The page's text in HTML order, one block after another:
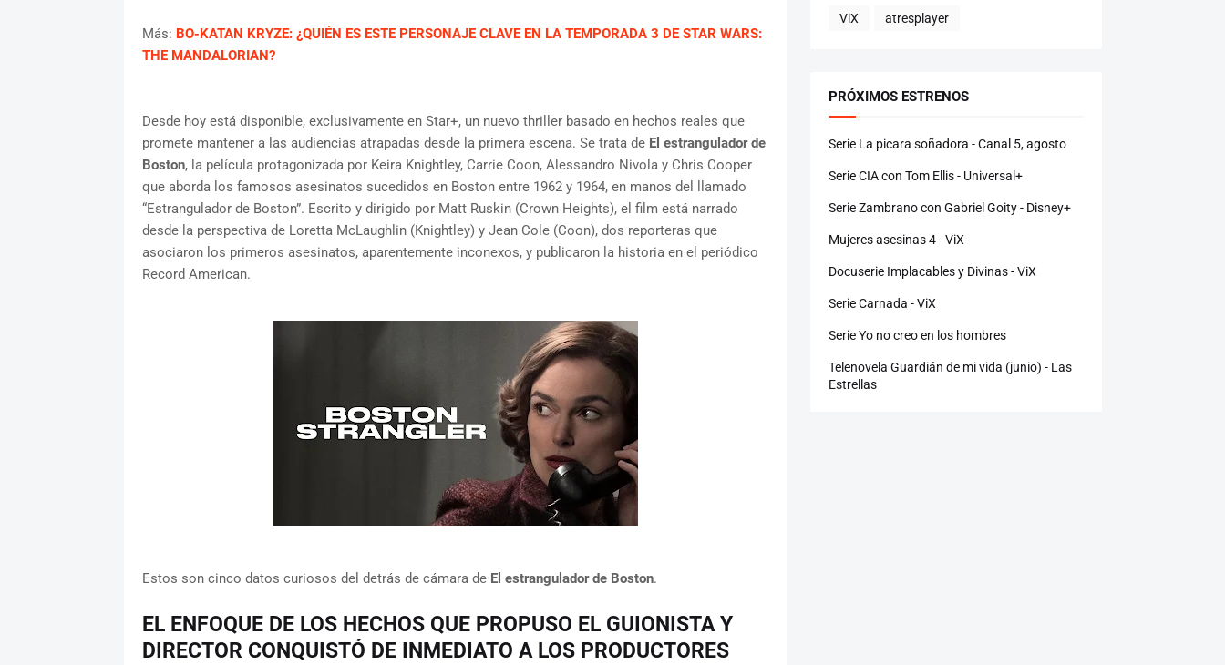
Más: BO-KATAN KRYZE: ¿QUIÉN ES ESTE PERSONAJE CLAVE EN LA TEMPORADA 3 DE STAR WARS:
THE MANDALORIAN?
Desde hoy está disponible, exclusivamente en Star+, un nuevo thriller basado en hechos reales que
promete mantener a las audiencias atrapadas desde la primera escena. Se trata de El estrangulador de
Boston, la película protagonizada por Keira Knightley, Carrie Coon, Alessandro Nivola y Chris Cooper
que aborda los famosos asesinatos sucedidos en Boston entre 1962 y 1964, en manos del llamado
“Estrangulador de Boston”. Escrito y dirigido por Matt Ruskin (Crown Heights), el film está narrado
desde la perspectiva de Loretta McLaughlin (Knightley) y Jean Cole (Coon), dos reporteras que
asociaron los primeros asesinatos, aparentemente inconexos, y publicaron la historia en el periódico
Record American.
Estos son cinco datos curiosos del detrás de cámara de El estrangulador de Boston.
EL ENFOQUE DE LOS HECHOS QUE PROPUSO EL GUIONISTA Y
DIRECTOR CONQUISTÓ DE INMEDIATO A LOS PRODUCTORES
ViX atresplayer
PRÓXIMOS ESTRENOS
Serie La picara soñadora - Canal 5, agosto
Serie CIA con Tom Ellis - Universal+
Serie Zambrano con Gabriel Goity - Disney+
Mujeres asesinas 4 - ViX
Docuserie Implacables y Divinas - ViX
Serie Carnada - ViX
Serie Yo no creo en los hombres
Telenovela Guardián de mi vida (junio) - Las
Estrellas